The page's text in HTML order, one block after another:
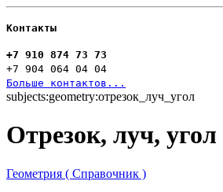
Контакты
+7 910 874 73 73
+7 904 064 04 04
Больше контактов...
subjects:geometry:отрезок_луч_угол
Отрезок, луч, угол
Геометрия ( Справочник )